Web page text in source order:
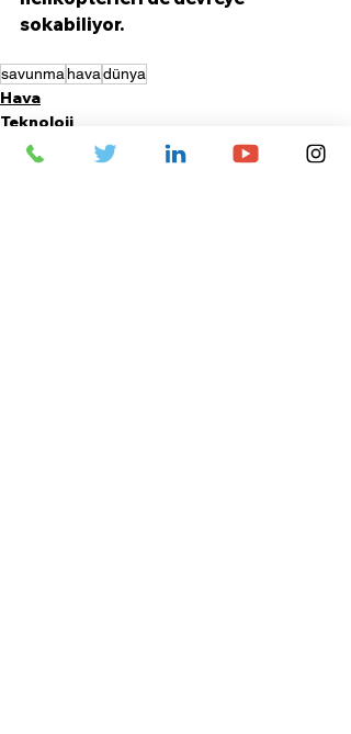
sokabiliyor.
savunmahavadünya
Hava
Teknoloji
Dünya